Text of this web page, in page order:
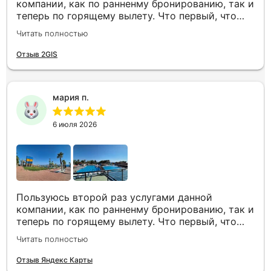
компании, как по ранненму бронированию, так и
теперь по горящему вылету. Что первый, что
второй раз путёвки подобраны под наши
индивидуальные запросы идеально. Работаем с
менеджером Анной Макеевой, всегда на связи,
Читать полностью
Отзыв 2GIS
мария п.
6 июля 2026
Пользуюсь второй раз услугами данной
компании, как по ранненму бронированию, так и
теперь по горящему вылету. Что первый, что
второй раз путёвки подобраны под наши
индивидуальные запросы идеально. Работаем с
менеджером Анной Макеевой, всегда на связи,
Читать полностью
Отзыв Яндекс Карты